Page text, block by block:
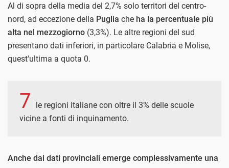
Al di sopra della media del 2,7% solo territori del centro-
nord, ad eccezione della Puglia che ha la percentuale più
alta nel mezzogiorno (3,3%). Le altre regioni del sud
presentano dati inferiori, in particolare Calabria e Molise,
quest'ultima a quota 0.
7
le regioni italiane con oltre il 3% delle scuole
vicine a fonti di inquinamento.
Anche dai dati provinciali emerge complessivamente una